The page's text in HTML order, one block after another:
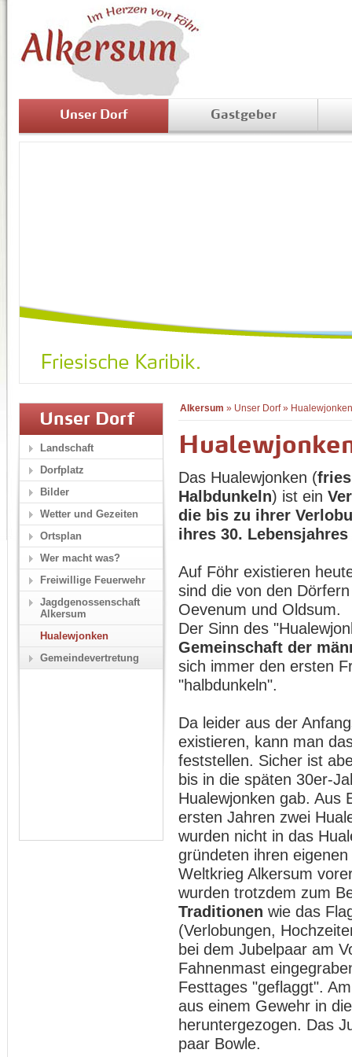
Unser Dorf Gastgeber
Alkersum » Unser Dorf» Hualewjonken
Das Hualewjonken (
Halbdunkeln) ist ein
die bis zu ihrer
ihres 30.
Auf Föhr existieren
sind die von den
Oevenum und Oldsum.
Der Sinn des
Gemeinschaft der
sich immer den ersten
"halbdunkeln".
Da leider aus der
existieren, kann man
feststellen. Sicher ist
bis in die späten 30er-
Hualewjonken gab. Aus
ersten Jahren zwei
wurden nicht in das
gründeten ihren
Weltkrieg Alkersum
wurden trotzdem zum
Traditionen wie das
(Verlobungen,
bei dem Jubelpaar am
Fahnenmast
Festtages "geflaggt".
aus einem Gewehr in
heruntergezogen. Das
paar Bowle.
Unser Dorf
Landschaft
Dorfplatz
Bilder
Wetter und Gezeiten
Ortsplan
Wer macht was?
Freiwillige Feuerwehr
Jagdgenossenschaft
Alkersum
Hualewjonken
Gemeindevertretung